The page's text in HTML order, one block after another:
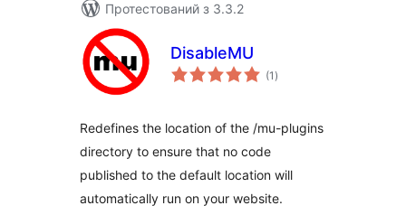
Протестований з 3.3.2
DisableMU
(1 загальний
рейтинг
)
Redefines the location of the /mu-plugins
directory to ensure that no code
published to the default location will
automatically run on your website.